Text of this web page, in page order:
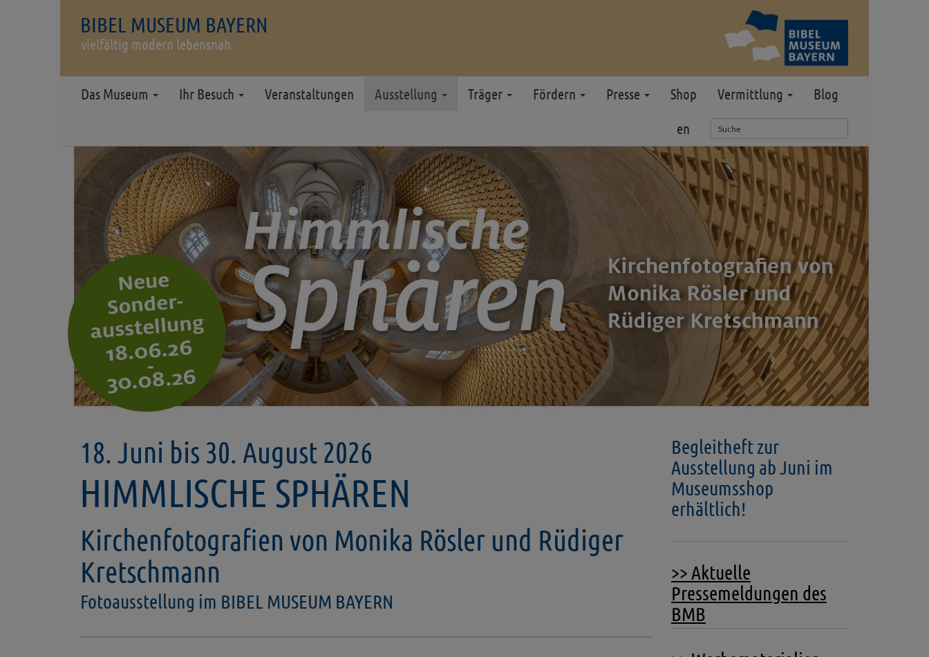
BIBEL MUSEUM BAYERN
vielfältig modern lebensnah
Das Museum Ihr Besuch Veranstaltungen Ausstellung Träger Fördern Presse Shop Vermittlung Blog
en
18. Juni bis 30. August 2026
HIMMLISCHE SPHÄREN
Kirchenfotografien von Monika Rösler und Rüdiger
Kretschmann
Fotoausstellung im BIBEL MUSEUM BAYERN
Begleitheft zur
Ausstellung ab Juni im
Museumsshop
erhältlich!
>> Aktuelle
Pressemeldungen des
BMB